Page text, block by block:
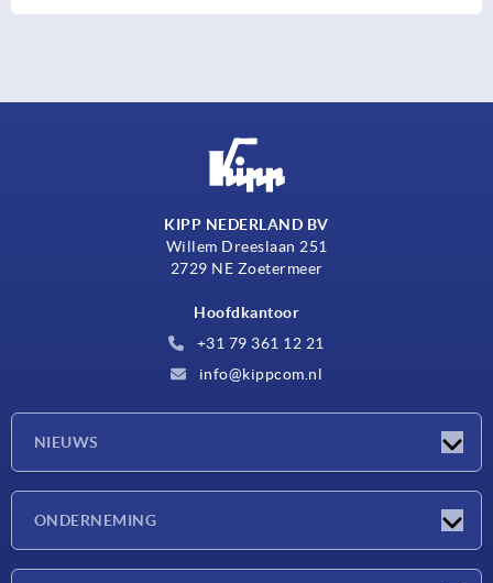
KIPP NEDERLAND BV
Willem Dreeslaan 251
2729 NE Zoetermeer
Hoofdkantoor
+31 79 361 12 21
info@kippcom.nl
NIEUWS
ONDERNEMING